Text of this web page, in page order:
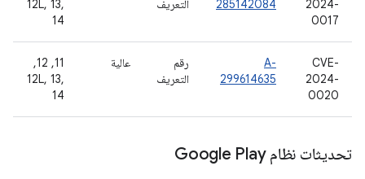
2024-
0017
285142084
التعريف
12L, 13,
14
CVE-
2024-
0020
A-
299614635
رقم
التعريف
عالية
‫11, 12,
12L, 13,
14
تحديثات نظام Google Play